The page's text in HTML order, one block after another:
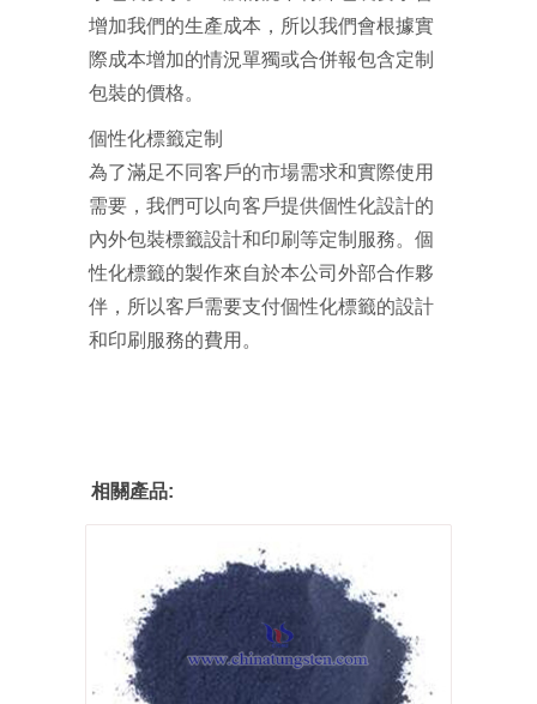
增加我們的生產成本，所以我們會根據實
際成本增加的情況單獨或合併報包含定制
包裝的價格。
個性化標籤定制
為了滿足不同客戶的市場需求和實際使用
需要，我們可以向客戶提供個性化設計的
內外包裝標籤設計和印刷等定制服務。個
性化標籤的製作來自於本公司外部合作夥
伴，所以客戶需要支付個性化標籤的設計
和印刷服務的費用。
相關產品: